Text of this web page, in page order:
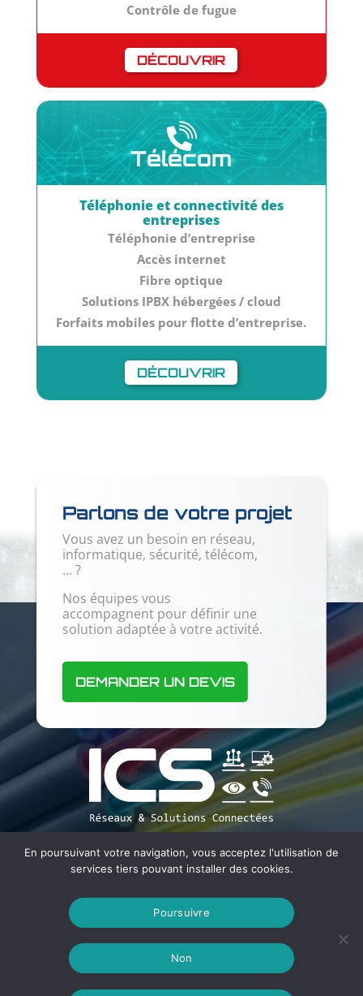
Contrôle de fugue
DÉCOUVRIR
Télécom
Téléphonie et connectivité des
entreprises
Téléphonie d’entreprise
Accès internet
Fibre optique
Solutions IPBX hébergées / cloud
Forfaits mobiles pour flotte d’entreprise.
DÉCOUVRIR
Parlons de votre projet
Vous avez un besoin en réseau,
informatique, sécurité, télécom,
… ?
Nos équipes vous
accompagnent pour définir une
solution adaptée à votre activité.
DEMANDER UN DEVIS
Adresse
22 Avenue du Camp Dolent
76700 Gonfreville l’Orcher
Téléphone
ICS
2026
Mentions légales
En poursuivant votre navigation, vous acceptez l'utilisation de
services tiers pouvant installer des cookies.
Poursuivre
Non